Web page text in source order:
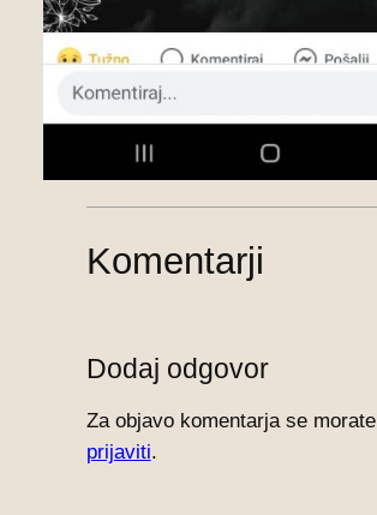
Komentarji
Dodaj odgovor
Za objavo komentarja se morate
prijaviti.